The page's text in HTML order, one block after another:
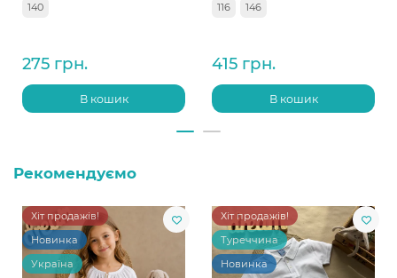
140
275 грн.
В кошик
116 146
415 грн.
В кошик
Рекомендуємо
Хіт продажів!
Новинка
Україна
Хіт продажів!
Туреччина
Новинка